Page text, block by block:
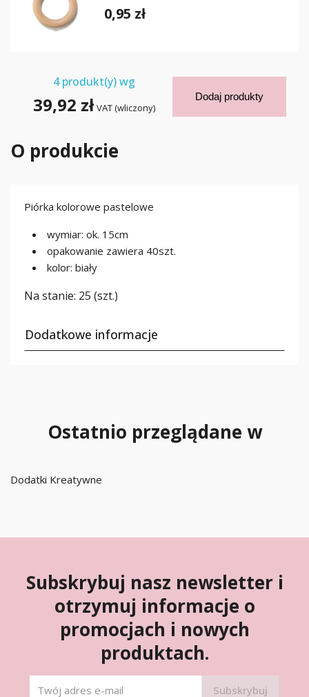
0,95 zł
4produkt(y) wg
39,92 zł VAT (wliczony)
Dodaj produkty
O produkcie
Piórka kolorowe pastelowe
wymiar: ok. 15cm
opakowanie zawiera 40szt.
kolor: biały
Na stanie: 25 (szt.)
Dodatkowe informacje
Ostatnio przeglądane w
Dodatki Kreatywne
Subskrybuj nasz newsletter i
otrzymuj informacje o
promocjach i nowych
produktach.